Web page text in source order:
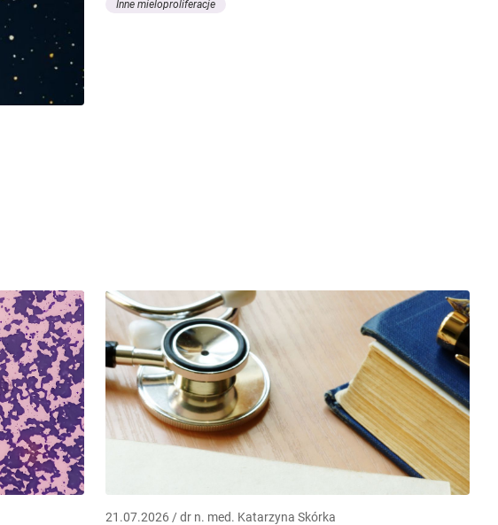
Inne mieloproliferacje
21.07.2026 / dr n. med. Katarzyna Skórka